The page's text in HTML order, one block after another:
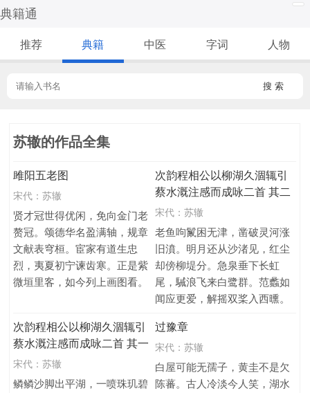
典籍通
推荐 典籍 中医 字词 人物
搜 索
苏辙的作品全集
雎阳五老图
宋代：苏辙
贤才冠世得优闲，免向金门老
赘冠。颂德华名盈满轴，规章
文献表穹桓。宦家有道生忠
烈，夷夏初宁谏齿寒。正是紫
微垣里客，如今列上画图看。
次韵程相公以柳湖久涸辄引
蔡水溉注感而成咏二首 其二
宋代： 苏辙
老鱼呴鬣困无津，凿破灵河涨
旧濆。明月还从沙渚见，红尘
却傍柳堤分。急泉垂下长虹
尾，駴浪飞来白鹭群。范蠡如
闻应更爱，解摇双桨入西曛。
次韵程相公以柳湖久涸辄引
蔡水溉注感而成咏二首 其一
宋代：苏辙
鳞鳞沙脚出平湖，一喷珠玑碧
过豫章
宋代： 苏辙
白屋可能无孺子，黄圭不是欠
陈蕃。古人冷淡今人笑，湖水